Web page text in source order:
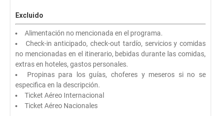
Excluido
Alimentación no mencionada en el programa.
Check-in anticipado, check-out tardío, servicios y comidas
no mencionadas en el itinerario, bebidas durante las comidas,
extras en hoteles, gastos personales.
Propinas para los guías, choferes y meseros si no se
especifica en la descripción.
Ticket Aéreo Internacional
Ticket Aéreo Nacionales